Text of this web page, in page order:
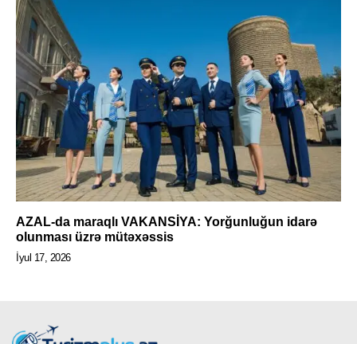
AZAL-da maraqlı VAKANSİYA: Yorğunluğun idarə
olunması üzrə mütəxəssis
İyul 17, 2026